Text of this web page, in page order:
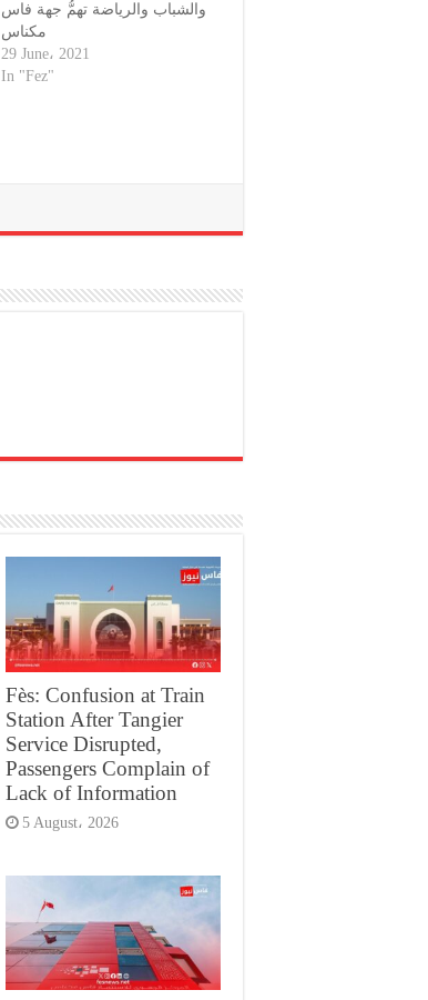
والشباب والرياضة تهمُّ جهة فاس
مكناس
29 June، 2021
In "Fez"
Fès: Confusion at Train
Station After Tangier
Service Disrupted,
Passengers Complain of
Lack of Information
5 August، 2026